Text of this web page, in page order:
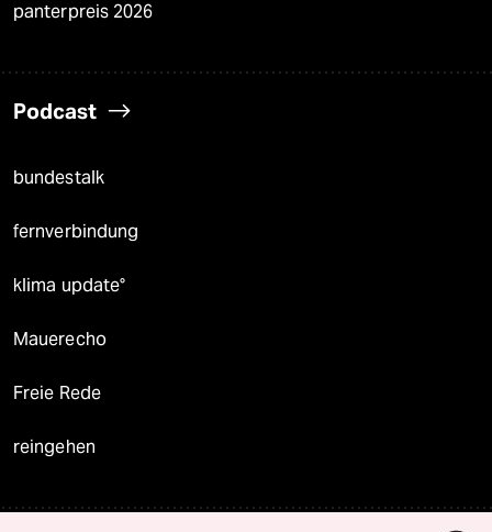
panterpreis 2026
Podcast
bundestalk
fernverbindung
klima update°
Mauerecho
Freie Rede
reingehen